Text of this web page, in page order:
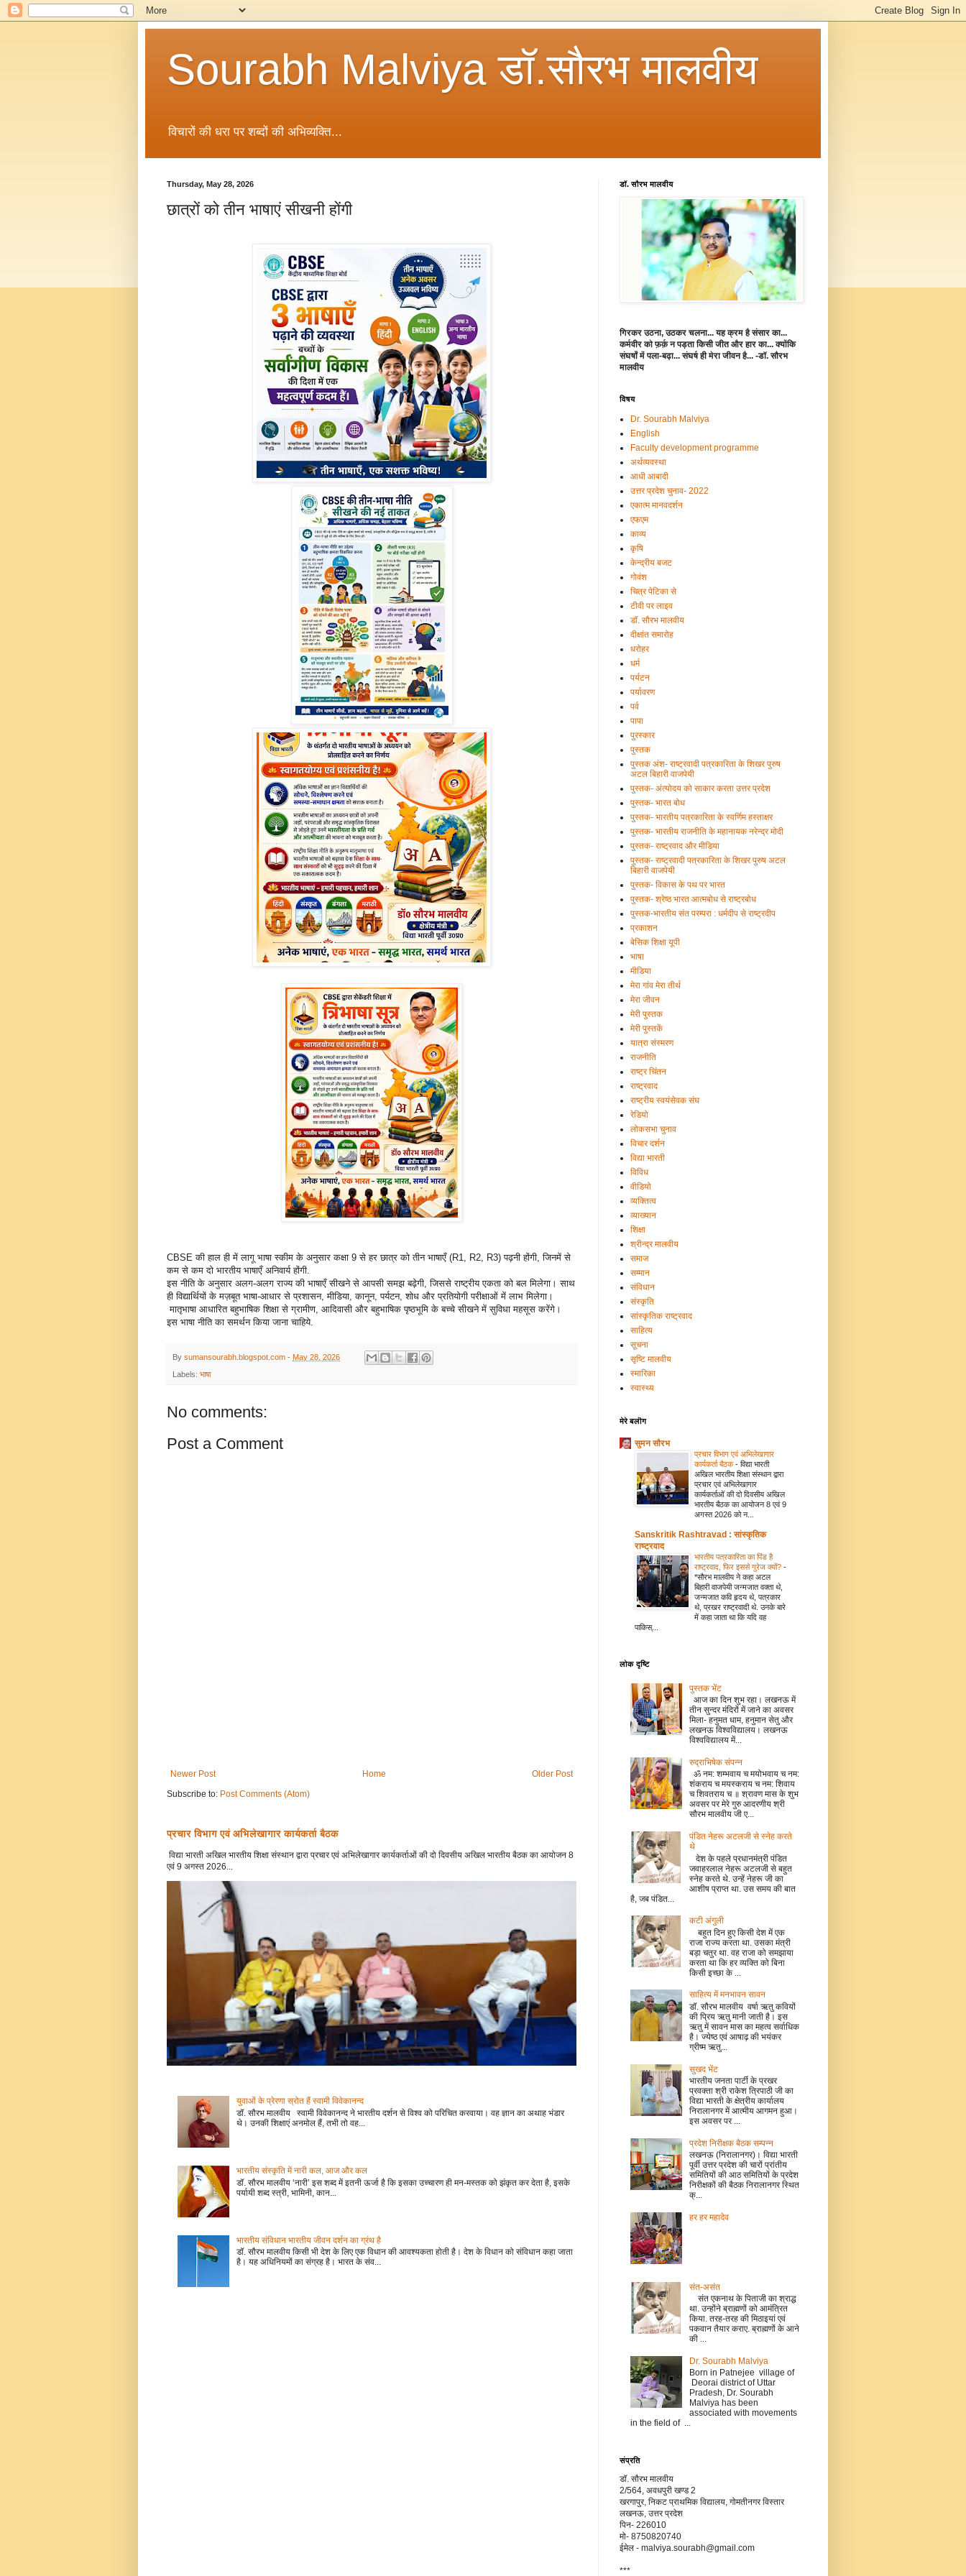
Sourabh Malviya डॉ.सौरभ मालवीय
विचारों की धरा पर शब्दों की अभिव्यक्ति...
Thursday, May 28, 2026
छात्रों को तीन भाषाएं सीखनी होंगी
CBSE की हाल ही में लागू भाषा स्कीम के अनुसार कक्षा 9 से हर छात्र को तीन भाषाएँ (R1, R2, R3) पढ़नी होंगी, जिनमें से
कम से कम दो भारतीय भाषाएँ अनिवार्य होंगी.
इस नीति के अनुसार अलग‑अलग राज्य की भाषाएँ सीखने से आपसी समझ बढ़ेगी, जिससे राष्ट्रीय एकता को बल मिलेगा। साथ
ही विद्यार्थियों के मज़बूत भाषा‑आधार से प्रशासन, मीडिया, कानून, पर्यटन, शोध और प्रतियोगी परीक्षाओं में लाभ मिलेगा।
मातृभाषा आधारित बहुभाषिक शिक्षा से ग्रामीण, आदिवासी और बहुभाषिक पृष्ठभूमि के बच्चे सीखने में सुविधा महसूस करेंगे।
इस भाषा नीति का समर्थन किया जाना चाहिये.
By sumansourabh.blogspot.com - May 28, 2026
Labels: भाषा
No comments:
Post a Comment
Newer Post Older Post
Home
Subscribe to: Post Comments (Atom)
प्रचार विभाग एवं अभिलेखागार कार्यकर्ता बैठक
विद्या भारती अखिल भारतीय शिक्षा संस्थान द्वारा प्रचार एवं अभिलेखागार कार्यकर्ताओं की दो दिवसीय अखिल भारतीय बैठक का आयोजन 8
एवं 9 अगस्त 2026...
युवाओं के प्रेरणा स्रोत हैं स्वामी विवेकानन्द
डॉ. सौरभ मालवीय स्वामी विवेकानन्द ने भारतीय दर्शन से विश्व को परिचित करवाया। वह ज्ञान का अथाह भंडार
थे। उनकी शिक्षाएं अनमोल हैं, तभी तो वह...
भारतीय संस्कृति में नारी कल, आज और कल
डॉ. सौरभ मालवीय ‘नारी’ इस शब्द में इतनी ऊर्जा है कि इसका उच्चारण ही मन-मस्तक को झंकृत कर देता है, इसके
पर्यायी शब्द स्त्री, भामिनी, कान...
भारतीय संविधान भारतीय जीवन दर्शन का ग्रंथ है
डॉ. सौरभ मालवीय किसी भी देश के लिए एक विधान की आवश्यकता होती है। देश के विधान को संविधान कहा जाता
है। यह अधिनियमों का संग्रह है। भारत के संव...
डॉ. सौरभ मालवीय
गिरकर उठना, उठकर चलना... यह क्रम है संसार का...
कर्मवीर को फ़र्क़ न पड़ता किसी जीत और हार का... क्योंकि
संघर्षों में पला-बढ़ा... संघर्ष ही मेरा जीवन है... -डॉ. सौरभ
मालवीय
विषय
Dr. Sourabh Malviya
English
Faculty development programme
अर्थव्यवस्था
आधी आबादी
उत्तर प्रदेश चुनाव- 2022
एकात्म मानवदर्शन
एफएम
काव्य
कृषि
केन्द्रीय बजट
गोवंश
चित्र पेटिका से
टीवी पर लाइव
डॉ. सौरभ मालवीय
दीक्षांत समारोह
धरोहर
धर्म
पर्यटन
पर्यावरण
पर्व
पापा
पुरस्कार
पुस्तक
पुस्तक अंश- राष्ट्रवादी पत्रकारिता के शिखर पुरुष
अटल बिहारी वाजपेयी
पुस्तक- अंत्योदय को साकार करता उत्तर प्रदेश
पुस्तक- भारत बोध
पुस्तक- भारतीय पत्रकारिता के स्वर्णिम हस्ताक्षर
पुस्तक- भारतीय राजनीति के महानायक नरेन्द्र मोदी
पुस्तक- राष्ट्रवाद और मीडिया
पुस्तक- राष्ट्रवादी पत्रकारिता के शिखर पुरुष अटल
बिहारी वाजपेयी
पुस्तक- विकास के पथ पर भारत
पुस्तक- श्रेष्ठ भारत आत्मबोध से राष्ट्रबोध
पुस्तक-भारतीय संत परम्परा : धर्मदीप से राष्ट्रदीप
प्रकाशन
बेसिक शिक्षा यूपी
भाषा
मीडिया
मेरा गांव मेरा तीर्थ
मेरा जीवन
मेरी पुस्तक
मेरी पुस्तकें
यात्रा संस्मरण
राजनीति
राष्ट्र चिंतन
राष्ट्रवाद
राष्ट्रीय स्वयंसेवक संघ
रेडियो
लोकसभा चुनाव
विचार दर्शन
विद्या भारती
विविध
वीडियो
व्यक्तित्व
व्याख्यान
शिक्षा
श्रीन्द्र मालवीय
समाज
सम्मान
संविधान
संस्कृति
सांस्कृतिक राष्ट्रवाद
साहित्य
सूचना
सृष्टि मालवीय
स्मारिका
स्वास्थ्य
मेरे बलॊग
सुमन सौरभ
प्रचार विभाग एवं अभिलेखागार
कार्यकर्ता बैठक- विद्या भारती
अखिल भारतीय शिक्षा संस्थान द्वारा
प्रचार एवं अभिलेखागार
कार्यकर्ताओं की दो दिवसीय अखिल
भारतीय बैठक का आयोजन 8 एवं 9
अगस्त 2026 को न...
Sanskritik Rashtravad : सांस्कृतिक
राष्ट्रवाद
भारतीय पत्रकारिता का पिंड है
राष्ट्रवाद, फिर इससे गुरेज क्यों? -
*सौरभ मालवीय ने कहा अटल
बिहारी वाजपेयी जन्मजात वक्ता थे,
जन्मजात कवि हृदय थे, पत्रकार
थे, प्रखर राष्ट्रवादी थे. उनके बारे
में कहा जाता था कि यदि वह
पाकिस्...
लोक दृष्टि
पुस्तक भेंट
आज का दिन शुभ रहा। लखनऊ में
तीन सुन्दर मंदिरों में जाने का अवसर
मिला- हनुमत धाम, हनुमान सेतु और
लखनऊ विश्वविद्यालय। लखनऊ
विश्वविद्यालय में...
रुद्राभिषेक संपन्न
ॐ नम: शम्भवाय च मयोभवाय च नम:
शंकराय च मयस्कराय च नम: शिवाय
च शिवतराय च ॥ श्रावण मास के शुभ
अवसर पर मेरे गुरु आदरणीय श्री
सौरभ मालवीय जी ए...
पंडित नेहरू अटलजी से स्नेह करते
थे
देश के पहले प्रधानमंत्री पंडित
जवाहरलाल नेहरू अटलजी से बहुत
स्नेह करते थे. उन्हें नेहरू जी का
आशीष प्राप्त था. उस समय की बात
है, जब पंडित...
कटी अंगुली
बहुत दिन हुए किसी देश में एक
राजा राज्य करता था. उसका मंत्री
बड़ा चतुर था. वह राजा को समझाया
करता था कि हर व्यक्ति को बिना
किसी इच्छा के ...
साहित्य में मनभावन सावन
डॉ. सौरभ मालवीय वर्षा ऋतु कवियों
की प्रिय ऋतु मानी जाती है। इस
ऋतु में सावन मास का महत्व सर्वाधिक
है। ज्येष्ठ एवं आषाढ़ की भयंकर
ग्रीष्म ऋतु...
सुखद भेंट
भारतीय जनता पार्टी के प्रखर
प्रवक्ता श्री राकेश त्रिपाठी जी का
विद्या भारती के क्षेत्रीय कार्यालय
निरालानगर में आत्मीय आगमन हुआ।
इस अवसर पर ...
प्रदेश निरीक्षक बैठक सम्पन्न
लखनऊ (निरालानगर)। विद्या भारती
पूर्वी उत्तर प्रदेश की चारों प्रांतीय
समितियों की आठ समितियों के प्रदेश
निरीक्षकों की बैठक निरालानगर स्थित
क्...
हर हर महादेव
संत-असंत
संत एकनाथ के पिताजी का श्राद्ध
था. उन्होंने ब्राह्मणों को आमंत्रित
किया. तरह-तरह की मिठाइयां एवं
पकवान तैयार कराए. ब्राह्मणों के आने
की ...
Dr. Sourabh Malviya
Born in Patnejee village of
Deorai district of Uttar
Pradesh, Dr. Sourabh
Malviya has been
associated with movements
in the field of ...
संप्रति
डॉ. सौरभ मालवीय
2/564, अवधपुरी खण्ड 2
खरगापुर, निकट प्राथमिक विद्यालय, गोमतीनगर विस्तार
लखनऊ, उत्तर प्रदेश
पिन- 226010
मो- 8750820740
ईमेल - malviya.sourabh@gmail.com
***